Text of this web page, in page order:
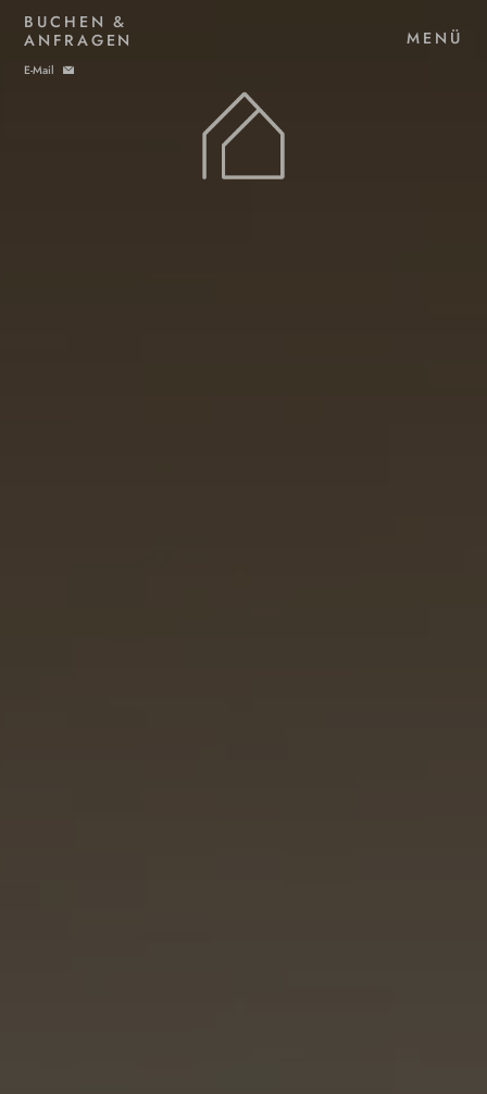
BUCHEN &
ANFRAGEN
E-Mail
MENÜ